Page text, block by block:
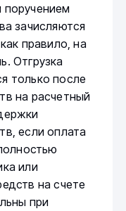
зачисляются
правило, на
Отгрузка
только после
на расчетный
если оплата
или
на счете
при